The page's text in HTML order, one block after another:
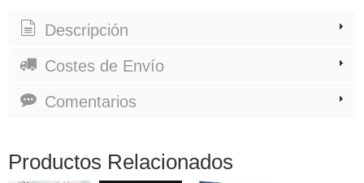
Descripción
Costes de Envío
Comentarios
Productos Relacionados